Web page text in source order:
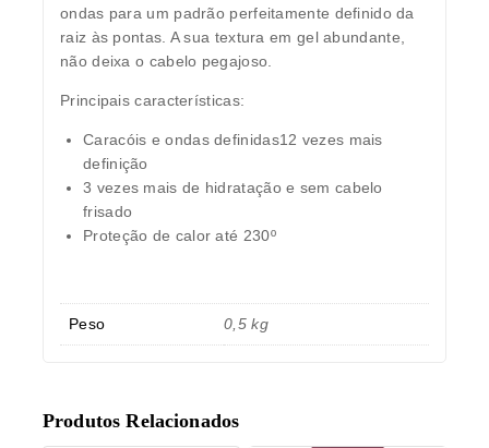
ondas para um padrão perfeitamente definido da
raiz às pontas. A sua textura em gel abundante,
não deixa o cabelo pegajoso.
Principais características:
Caracóis e ondas definidas12 vezes mais
definição
3 vezes mais de hidratação e sem cabelo
frisado
Proteção de calor até 230º
Peso 0,5 kg
Produtos Relacionados